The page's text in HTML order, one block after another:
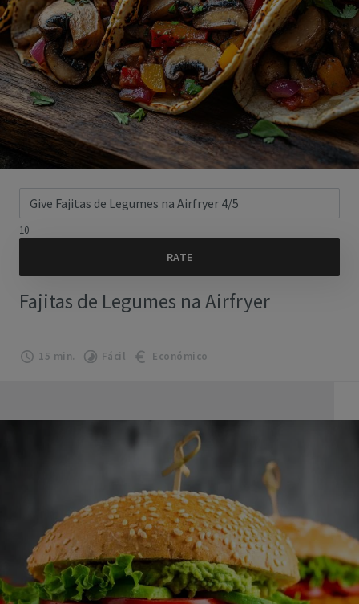
10
Fajitas de Legumes na Airfryer
15 min. Fácil Económico